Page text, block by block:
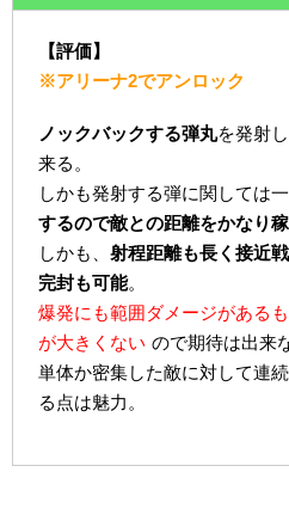
【評価】
※アリーナ2でアンロック
ノックバックする弾丸を発射
来る。
しかも発射する弾に関しては
するので敵との距離をかなり
しかも、射程距離も長く接近
完封も可能。
爆発にも範囲ダメージがある
が大きくない ので期待は出来
単体か密集した敵に対して連
る点は魅力。